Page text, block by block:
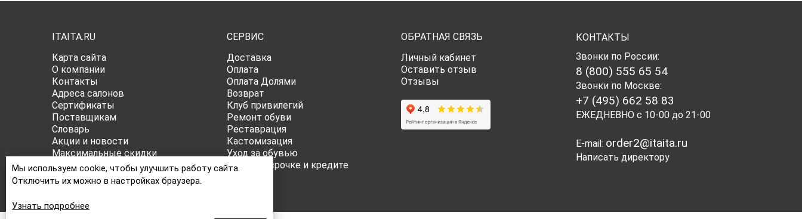
ITAITA.RU
Карта сайта
О компании
Контакты
Адреса салонов
Сертификаты
Поставщикам
Словарь
Акции и новости
Максимальные скидки
Публичная оферта
Политика конфиденциальности
СЕРВИС
Доставка
Оплата
Оплата Долями
Возврат
Клуб привилегий
Ремонт обуви
Реставрация
Кастомизация
Уход за обувью
Все о рассрочке и кредите
ОБРАТНАЯ СВЯЗЬ
Личный кабинет
Оставить отзыв
Отзывы
КОНТАКТЫ
Звонки по России:
8 (800) 555 65 54
Звонки по Москве:
+7 (495) 662 58 83
ЕЖЕДНЕВНО с 10-00 до 21-00
E-mail: order2@itaita.ru
Написать директору
Мы используем cookie, чтобы улучшить работу сайта.
Отключить их можно в настройках браузера.
Узнать подробнее